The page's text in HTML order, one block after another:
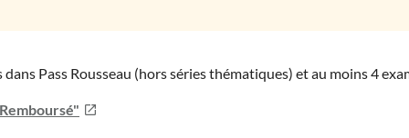
Pass Rousseau (hors séries thématiques) et au moins 4